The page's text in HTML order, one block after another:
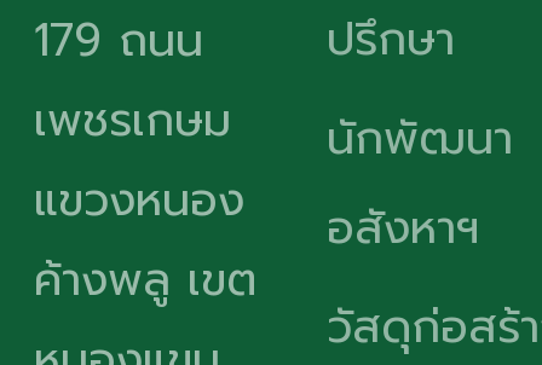
179 ถนน
เพชรเกษม
แขวงหนอง
ค้างพลู เขต
ปรึกษา
นักพัฒนา
อสังหาฯ
วัสดุก่อสร้